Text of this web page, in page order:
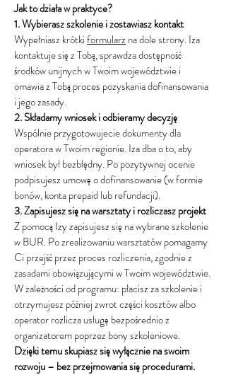
Jak to działa w praktyce?
1. Wybierasz szkolenie i zostawiasz kontakt
Wypełniasz krótkiformularz na dole strony. Iza
kontaktuje się z Tobą, sprawdza dostępność
środków unijnych w Twoim województwie i
omawia z Tobą proces pozyskania dofinansowania
i jego zasady.
2. Składamy wniosek i odbieramy decyzję
Wspólnie przygotowujecie dokumenty dla
operatora w Twoim regionie. Iza dba o to, aby
wniosek był bezbłędny. Po pozytywnej ocenie
podpisujesz umowę o dofinansowanie (w formie
bonów, konta prepaid lub refundacji).
3. Zapisujesz się na warsztaty i rozliczasz projekt
Z pomocą Izy zapisujesz się na wybrane szkolenie
w BUR. Po zrealizowaniu warsztatów pomagamy
Ci przejść przez proces rozliczenia, zgodnie z
zasadami obowiązującymi w Twoim województwie.
W zależności od programu: płacisz za szkolenie i
otrzymujesz później zwrot części kosztówalbo
operator rozlicza usługę bezpośrednio z
organizatorem poprzez bony szkoleniowe.
Dzięki temu skupiasz się wyłącznie na swoim
rozwoju – bez przejmowania się procedurami.